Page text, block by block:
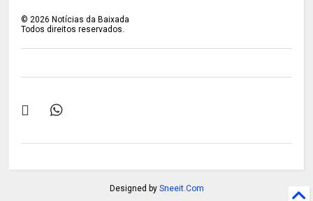
©2026 Notícias da Baixada
Todos direitos reservados.
Designed by Sneeit.Com